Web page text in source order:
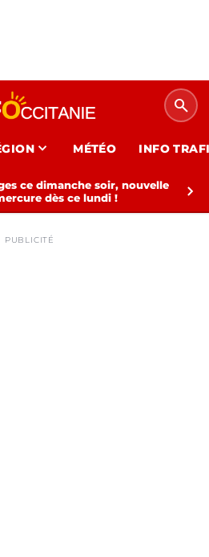
search
expand_more MÉTÉO INFO
ce dimanche soir, nouvelle
dès ce lundi !
chevron_right
PUBLICITÉ